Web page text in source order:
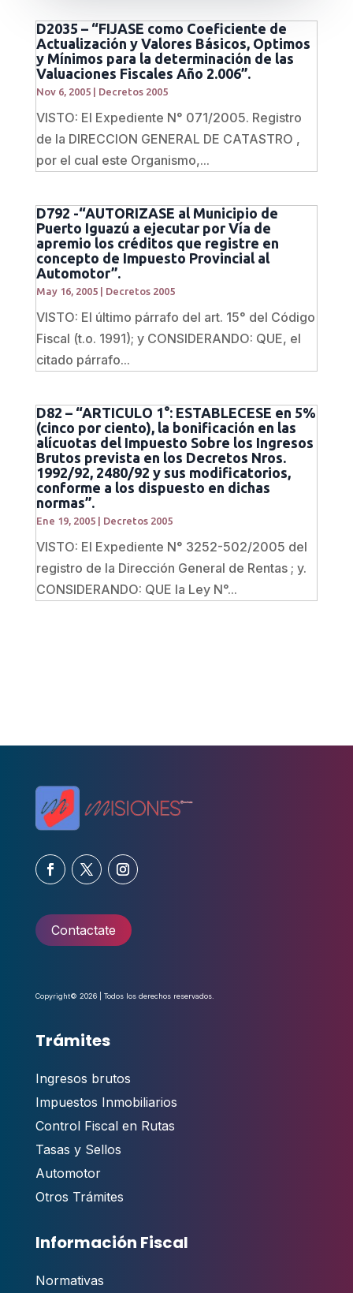
D2035 – “FIJASE como Coeficiente de
Actualización y Valores Básicos, Optimos
y Mínimos para la determinación de las
Valuaciones Fiscales Año 2.006”.
Nov 6, 2005| Decretos 2005
VISTO: El Expediente N° 071/2005. Registro
de la DIRECCION GENERAL DE CATASTRO ,
por el cual este Organismo,...
D792 -“AUTORIZASE al Municipio de
Puerto Iguazú a ejecutar por Vía de
apremio los créditos que registre en
concepto de Impuesto Provincial al
Automotor”.
May 16, 2005| Decretos 2005
VISTO: El último párrafo del art. 15° del Código
Fiscal (t.o. 1991); y CONSIDERANDO: QUE, el
citado párrafo...
D82 – “ARTICULO 1°: ESTABLECESE en 5%
(cinco por ciento), la bonificación en las
alícuotas del Impuesto Sobre los Ingresos
Brutos prevista en los Decretos Nros.
1992/92, 2480/92 y sus modificatorios,
conforme a los dispuesto en dichas
normas”.
Ene 19, 2005| Decretos 2005
VISTO: El Expediente N° 3252-502/2005 del
registro de la Dirección General de Rentas ; y.
CONSIDERANDO: QUE la Ley N°...
Contactate
Copyright© 2026 | Todos los derechos reservados.
Trámites
Ingresos brutos
Impuestos Inmobiliarios
Control Fiscal en Rutas
Tasas y Sellos
Automotor
Otros Trámites
Información Fiscal
Normativas